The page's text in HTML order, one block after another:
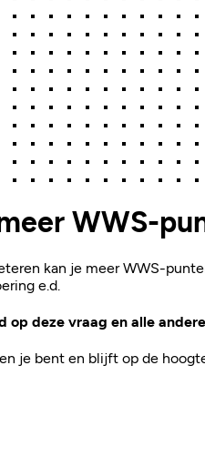
WWS-
kan je meer WWS-
e.d.
op deze vraag en alle
je bent en blijft op de